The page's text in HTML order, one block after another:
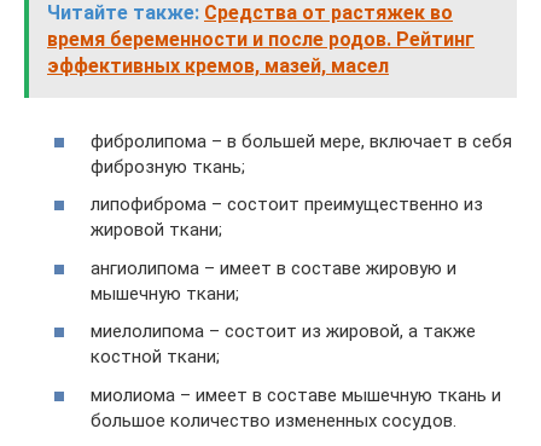
Читайте также: Средства от растяжек во
время беременности и после родов. Рейтинг
эффективных кремов, мазей, масел
фибролипома – в большей мере, включает в себя
фиброзную ткань;
липофиброма – состоит преимущественно из
жировой ткани;
ангиолипома – имеет в составе жировую и
мышечную ткани;
миелолипома – состоит из жировой, а также
костной ткани;
миолиома – имеет в составе мышечную ткань и
большое количество измененных сосудов.